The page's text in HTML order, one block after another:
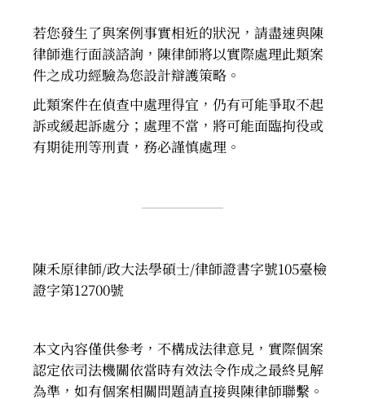
若您發生了與案例事實相近的狀況，請盡速與陳
律師進行面談諮詢，陳律師將以實際處理此類案
件之成功經驗為您設計辯護策略。
此類案件在偵查中處理得宜，仍有可能爭取不起
訴或緩起訴處分；處理不當，將可能面臨拘役或
有期徒刑等刑責，務必謹慎處理。
陳禾原律師/政大法學碩士/律師證書字號105臺檢
證字第12700號
本文內容僅供參考，不構成法律意見，實際個案
認定依司法機關依當時有效法令作成之最終見解
為準，如有個案相關問題請直接與陳律師聯繫。